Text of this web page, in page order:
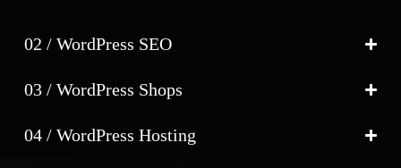
02 / WordPress SEO
03 / WordPress Shops
04 / WordPress Hosting